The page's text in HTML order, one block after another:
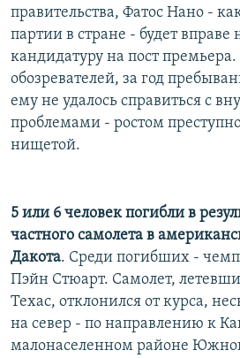
правительства, Фатос Нано -
партии в стране - будет вправе
кандидатуру на пост
обозревателей, за год
ему не удалось справиться с
проблемами - ростом
нищетой.
5 или 6 человек погибли в
частного самолета в
Дакота. Среди погибших -
Пэйн Стюарт. Самолет,
Техас, отклонился от курса,
на север - по направлению к
малонаселенном районе